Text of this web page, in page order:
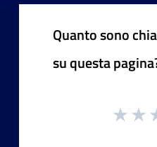
Quanto sono
su questa